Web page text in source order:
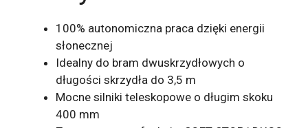
100% autonomiczna praca dzięki energii
słonecznej
Idealny do bram dwuskrzydłowych o
długości skrzydła do 3,5 m
Mocne silniki teleskopowe o długim skoku
400 mm